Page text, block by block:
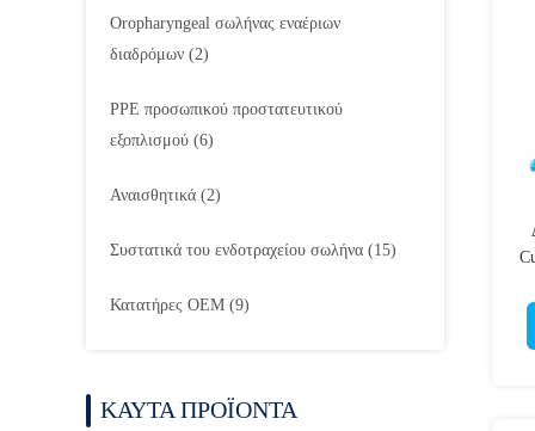
Oropharyngeal σωλήνας εναέριων
διαδρόμων (2)
PPE προσωπικού προστατευτικού
εξοπλισμού (6)
Αναισθητικά (2)
Συστατικά του ενδοτραχείου σωλήνα (15)
Κατατήρες OEM (9)
ΚΑΥΤΑ ΠΡΟΪΟΝΤΑ